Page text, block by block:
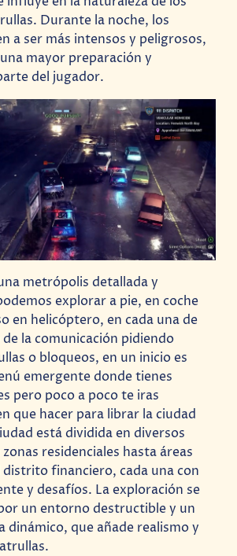
Durante la noche, los
a ser más intensos y peligrosos,
mayor preparación y
del jugador.
metrópolis detallada y
explorar a pie, en coche
en helicóptero, en cada una de
la comunicación pidiendo
o bloqueos, en un inicio es
emergente donde tienes
pero poco a poco te iras
que hacer para librar la ciudad
está dividida en diversos
residenciales hasta áreas
financiero, cada una con
y desafíos. La exploración se
un entorno destructible y un
dinámico, que añade realismo y